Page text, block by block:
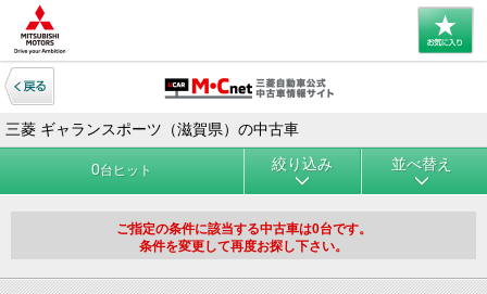
三菱 ギャランスポーツ（滋賀県）の中古車
0台ヒット 絞り込み 並べ替え
ご指定の条件に該当する中古車は0台です。
条件を変更して再度お探し下さい。